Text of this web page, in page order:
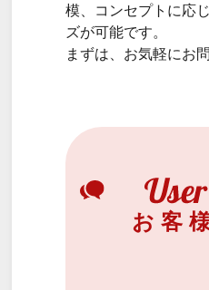
模、コンセプトに応
ズが可能です。
まずは、お気軽にお
お客